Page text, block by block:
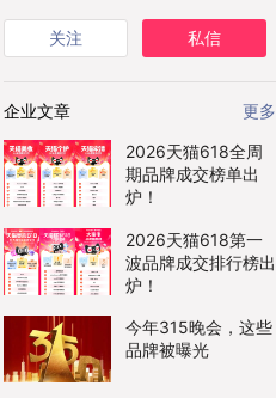
关注 私信
企业文章 更多
2026天猫618全周
期品牌成交榜单出
炉！
2026天猫618第一
波品牌成交排行榜出
炉！
今年315晚会，这些
品牌被曝光